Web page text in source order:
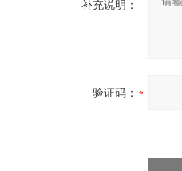
补充说明：
验证码：